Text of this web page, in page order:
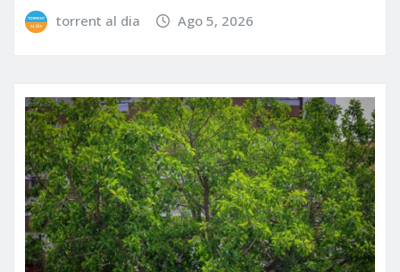
torrent al dia Ago 5, 2026